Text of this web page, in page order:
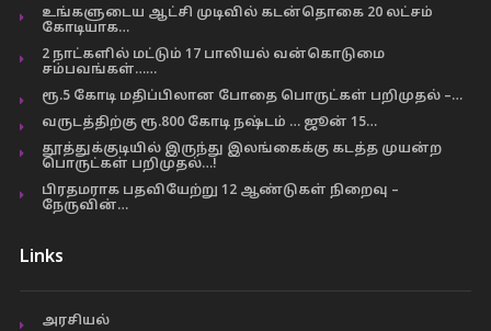
உங்களுடைய ஆட்சி முடிவில் கடன்தொகை 20 லட்சம்
கோடியாக…
2 நாட்களில் மட்டும் 17 பாலியல் வன்கொடுமை
சம்பவங்கள்……
ரூ.5 கோடி மதிப்பிலான போதை பொருட்கள் பறிமுதல் –…
வருடத்திற்கு ரூ.800 கோடி நஷ்டம் … ஜூன் 15…
தூத்துக்குடியில் இருந்து இலங்கைக்கு கடத்த முயன்ற
பொருட்கள் பறிமுதல்…!
பிரதமராக பதவியேற்று 12 ஆண்டுகள் நிறைவு –
நேருவின்…
Links
அரசியல்